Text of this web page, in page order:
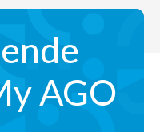
AGO